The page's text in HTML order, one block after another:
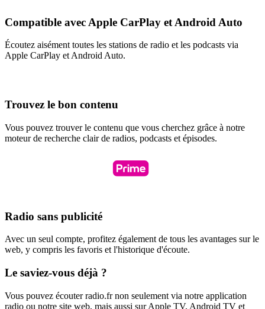
Compatible avec Apple CarPlay et Android Auto
Écoutez aisément toutes les stations de radio et les podcasts via
Apple CarPlay et Android Auto.
Trouvez le bon contenu
Vous pouvez trouver le contenu que vous cherchez grâce à notre
moteur de recherche clair de radios, podcasts et épisodes.
Radio sans publicité
Avec un seul compte, profitez également de tous les avantages sur le
web, y compris les favoris et l'historique d'écoute.
Le saviez-vous déjà ?
Vous pouvez écouter radio.fr non seulement via notre application
radio ou notre site web, mais aussi sur Apple TV, Android TV et